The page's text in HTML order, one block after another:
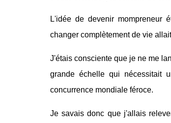
L'idée de devenir mompreneur
changer complètement de vie
J'étais consciente que je ne me
grande échelle qui nécessitait
concurrence mondiale féroce.
Je savais donc que j'allais